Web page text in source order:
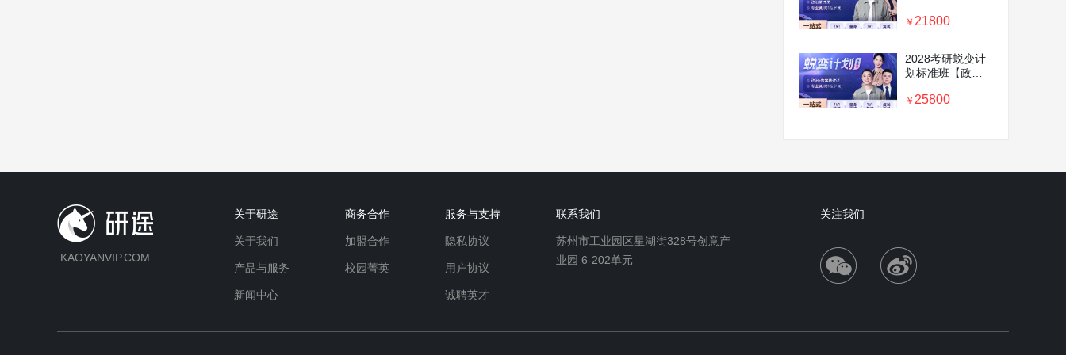
￥ 21800
2028考研蜕变计
划标准班【政数
￥ 25800
KAOYANVIP.COM
关于研途
关于我们
产品与服务
新闻中心
商务合作
加盟合作
校园菁英
服务与支持
隐私协议
用户协议
诚聘英才
联系我们
苏州市工业园区星湖街328号创意产
业园 6-202单元
关注我们